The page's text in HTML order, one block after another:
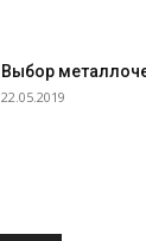
Выбор
22.05.2019